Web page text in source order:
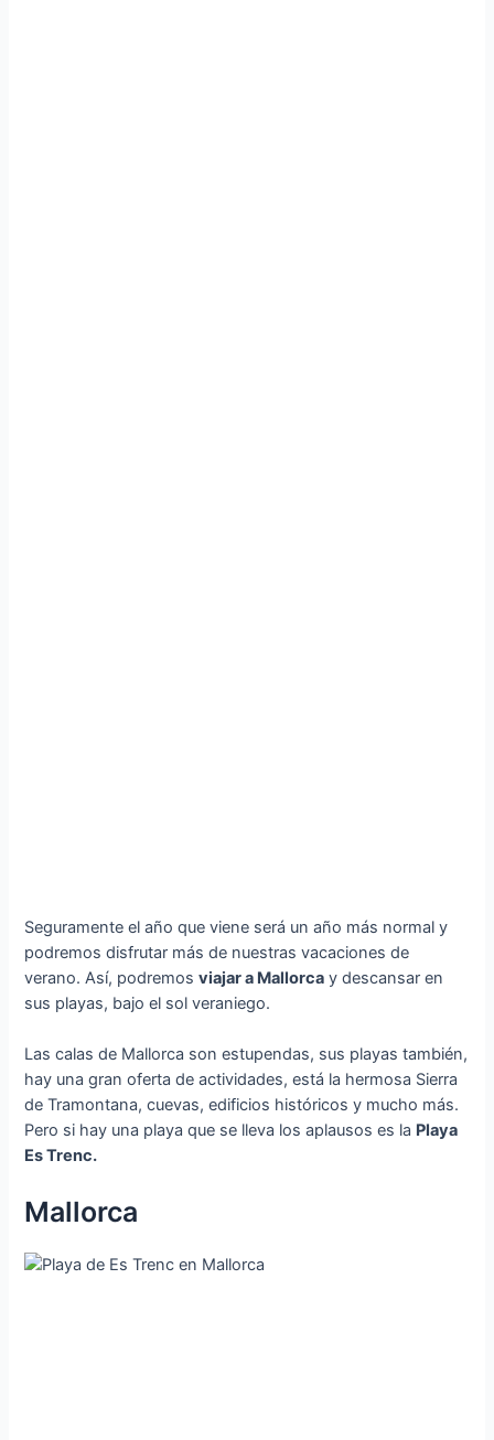
Seguramente el año que viene será un año más normal y
podremos disfrutar más de nuestras vacaciones de
verano. Así, podremosviajar a Mallorca y descansar en
sus playas, bajo el sol veraniego.
Las calas de Mallorca son estupendas, sus playas también,
hay una gran oferta de actividades, está la hermosa Sierra
de Tramontana, cuevas, edificios históricos y mucho más.
Pero si hay una playa que se lleva los aplausos es la Playa
Es Trenc.
Mallorca